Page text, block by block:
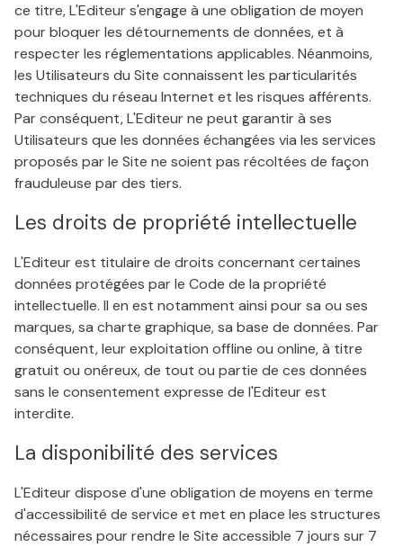
ce titre, L'Editeur s'engage à une obligation de moyen
pour bloquer les détournements de données, et à
respecter les réglementations applicables. Néanmoins,
les Utilisateurs du Site connaissent les particularités
techniques du réseau Internet et les risques afférents.
Par conséquent, L'Editeur ne peut garantir à ses
Utilisateurs que les données échangées via les services
proposés par le Site ne soient pas récoltées de façon
frauduleuse par des tiers.
Les droits de propriété intellectuelle
L'Editeur est titulaire de droits concernant certaines
données protégées par le Code de la propriété
intellectuelle. Il en est notamment ainsi pour sa ou ses
marques, sa charte graphique, sa base de données. Par
conséquent, leur exploitation offline ou online, à titre
gratuit ou onéreux, de tout ou partie de ces données
sans le consentement expresse de l'Editeur est
interdite.
La disponibilité des services
L'Editeur dispose d'une obligation de moyens en terme
d'accessibilité de service et met en place les structures
nécessaires pour rendre le Site accessible 7 jours sur 7